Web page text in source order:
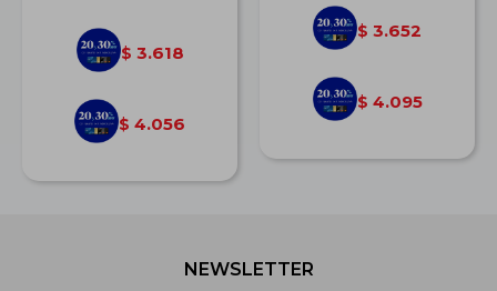
$ 3.618
$ 4.056
$ 3.652
$ 4.095
NEWSLETTER